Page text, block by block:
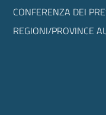
CONFERENZA DEI
REGIONI/PROVINCE